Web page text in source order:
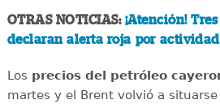
OTRAS NOTICIAS: ¡Atención!
declaran alerta roja por
Los precios del petróleo
martes y el Brent volvió a